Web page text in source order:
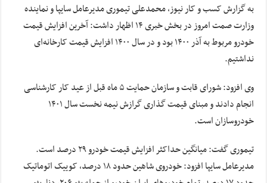
به گزارش کسب و کار نیوز، محمدعلی تیموری مدیرعامل سایپا و نماینده
وزارت صمت امروز در بخش خبری ۱۴ اظهار داشت: آخرین افزایش قیمت
خودرو مربوط به آذر ۱۴۰۰ بود و در سال ۱۴۰۰ افزایش قیمت کارخانه‌ای
نداشتیم.
وی افزود: شورای قابت و سازمان حمایت ۵ ماه قبل از عید کار کارشناسی
انجام دادند و مبنای قیمت گذاری گرازش نیمه نخست سال ۱۴۰۱
خودروسازان است.
تیموری گفت: میانگین حداکثر افزایش قیمت خودرو ۲۹ درصد است.
مدیرعامل سایپا افزود: خودروی شاهین حدود ۱۸ درصد، کوییک اتوماتیک